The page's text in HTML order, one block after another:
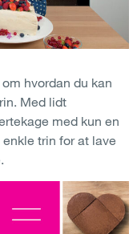
hvordan du kan
Med lidt
med kun en
trin for at lave